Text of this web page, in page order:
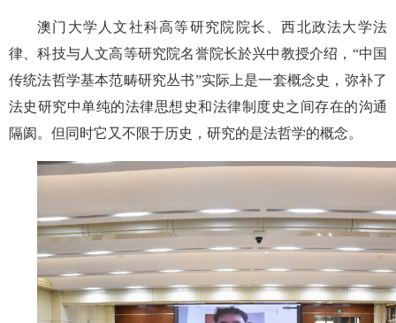
澳门大学人文社科高等研究院院长、西北政法大学法
律、科技与人文高等研究院名誉院长於兴中教授介绍，“中国
传统法哲学基本范畴研究丛书”实际上是一套概念史，弥补了
法史研究中单纯的法律思想史和法律制度史之间存在的沟通
隔阂。但同时它又不限于历史，研究的是法哲学的概念。